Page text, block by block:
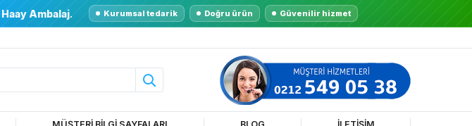
Haay Ambalaj. Kurumsal tedarik Doğru ürün Güvenilir hizmet